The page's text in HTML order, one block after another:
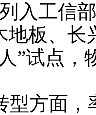
入工信
地板、长
”试点
面，